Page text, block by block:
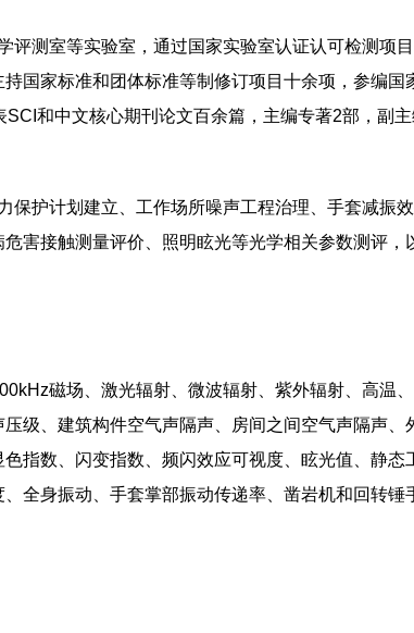
测室等实验室，通过国家实验室认证认可检测项
国家标准和团体标准等制修订项目十余项，参编国
和中文核心期刊论文百余篇，主编专著2部，副
护计划建立、工作场所噪声工程治理、手套减振
害接触测量评价、照明眩光等光学相关参数测评，
磁场、激光辐射、微波辐射、紫外辐射、高温
级、建筑构件空气声隔声、房间之间空气声隔声、
指数、闪变指数、频闪效应可视度、眩光值、静态
全身振动、手套掌部振动传递率、凿岩机和回转锤